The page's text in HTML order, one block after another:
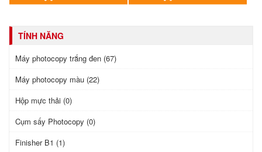
TÍNH NĂNG
Máy photocopy trắng đen (67)
Máy photocopy màu (22)
Hộp mực thải (0)
Cụm sấy Photocopy (0)
Finisher B1 (1)